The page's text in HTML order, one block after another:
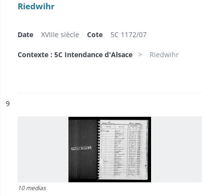
Riedwihr
Date XVIIIe siècle Cote 5C 1172/07
Contexte : 5C Intendance d'Alsace Riedwihr
n°
9
10 medias